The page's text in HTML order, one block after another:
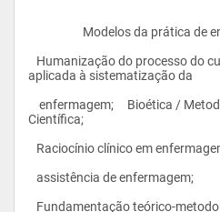
Modelos da
aplicada à sistematização da
Científica;
Raciocínio clínico em
   assistência de enfermagem;